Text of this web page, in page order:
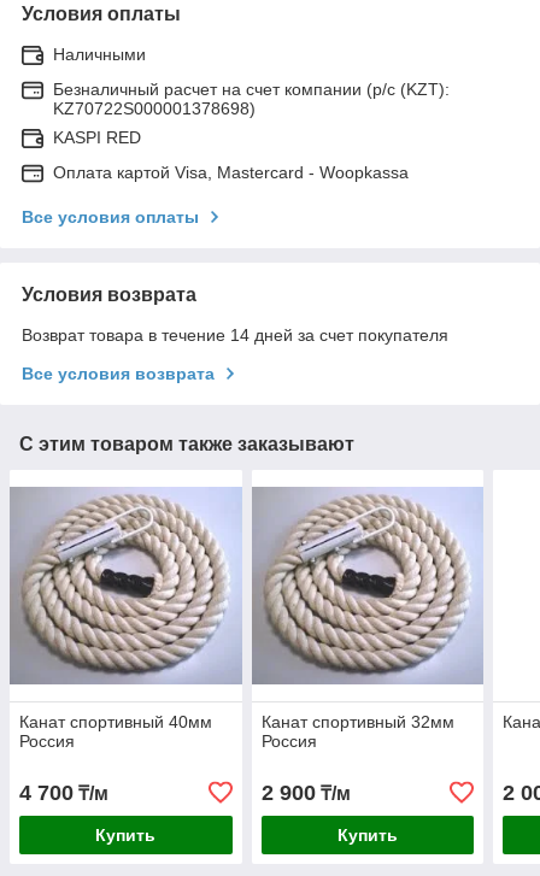
Условия оплаты
Наличными
Безналичный расчет на счет компании (р/с (KZT):
KZ70722S000001378698)
KASPI RED
Оплата картой Visa, Mastercard - Woopkassa
Все условия оплаты
Условия возврата
Возврат товара в течение 14 дней за счет покупателя
Все условия возврата
С этим товаром также заказывают
Канат спортивный 40мм
Россия
4 700 ₸/м
Купить
Канат спортивный 32мм
Россия
2 900₸/м
Купить
2